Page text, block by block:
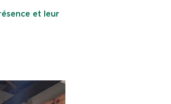
et leur